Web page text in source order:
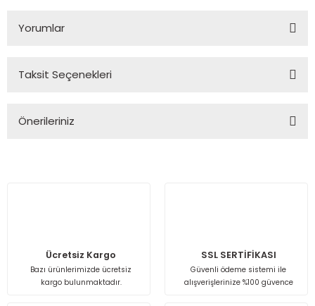
Yorumlar
Taksit Seçenekleri
Önerileriniz
Ürün açıklamasında eksik bilgiler bulunuyor.
Ürün bilgilerinde hatalar bulunuyor.
Ücretsiz Kargo
Bazı ürünlerimizde ücretsiz
kargo bulunmaktadır.
SSL SERTİFİKASI
Güvenli ödeme sistemi ile
alışverişlerinize %100 güvence